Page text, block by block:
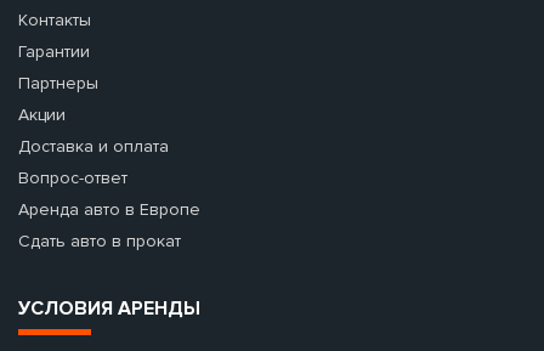
Контакты
Гарантии
Партнеры
Акции
Доставка и оплата
Вопрос-ответ
Аренда авто в Европе
Сдать авто в прокат
УСЛОВИЯ АРЕНДЫ